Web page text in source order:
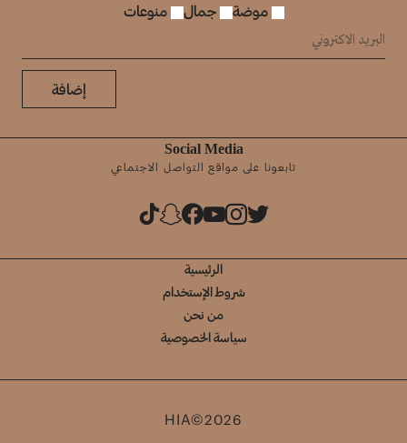
موضة جمال منوعات
إضافة
Social Media
تابعونا على مواقع التواصل الاجتماعي
الرئيسية
شروط الإستخدام
من نحن
سياسة الخصوصية
HIA©2026